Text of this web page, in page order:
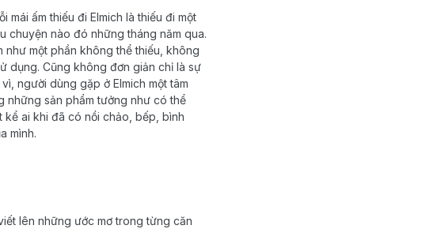
mái ấm thiếu đi Elmich là thiếu đi một
chuyện nào đó những tháng năm qua.
như một phần khôngthể thiếu, không
dụng. Cũng không đơn giản chỉ là sự
vì, người dùng gặp ở Elmich mộttâm
những sản phẩm tưởng như có thể
kể ai khi đã có nồi chảo, bếp, bình
mình.
lên những ước mơ trongtừng căn